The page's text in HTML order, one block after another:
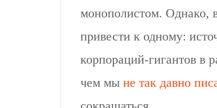
монополистом. Однако,
привести к одному:
корпораций-гигантов в
чем мы не так давно